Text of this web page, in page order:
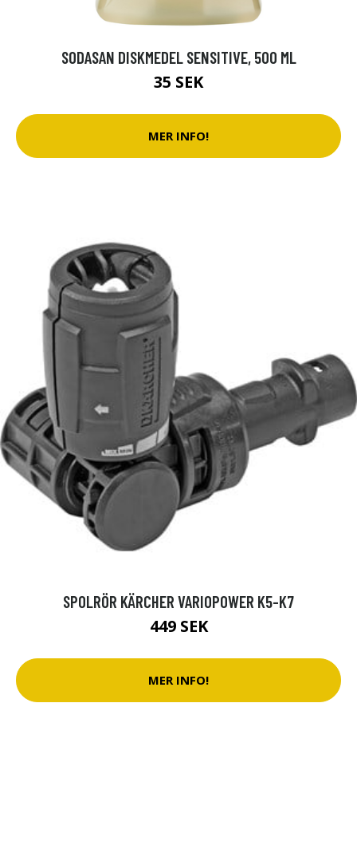
SODASAN DISKMEDEL SENSITIVE, 500 ML
35 SEK
MER INFO!
SPOLRÖR KÄRCHER VARIOPOWER K5-K7
449 SEK
MER INFO!